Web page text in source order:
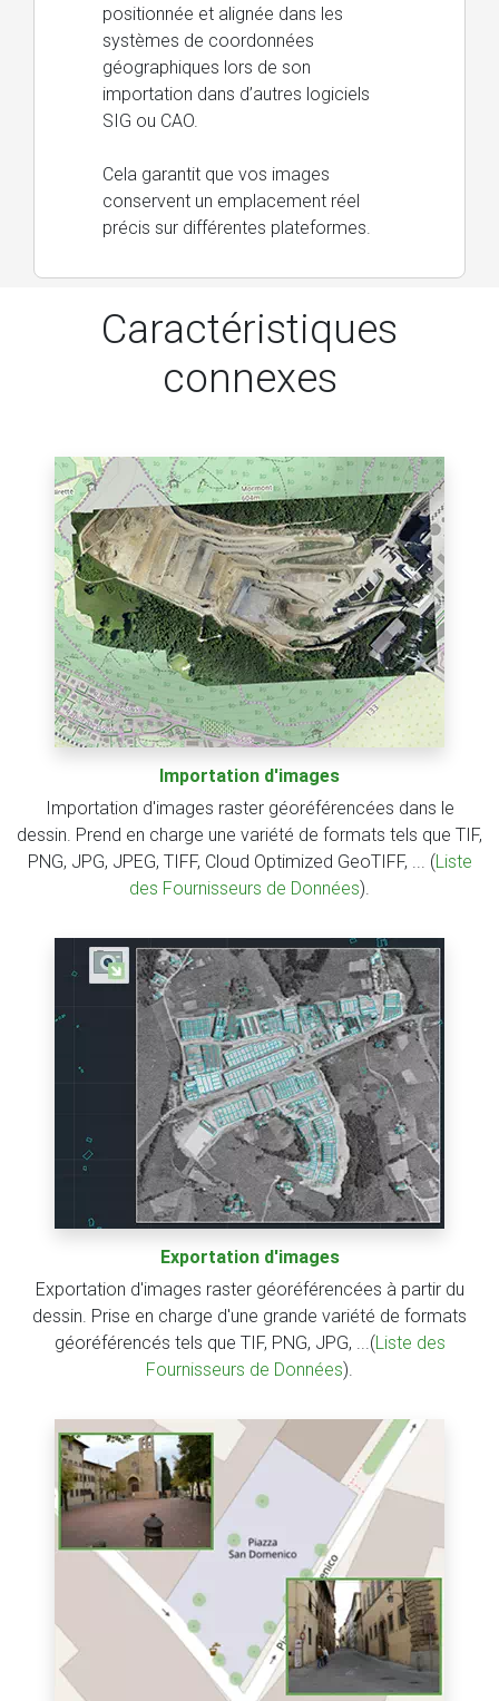
positionnée et alignée dans les
systèmes de coordonnées
géographiques lors de son
importation dans d’autres logiciels
SIG ou CAO.
Cela garantit que vos images
conservent un emplacement réel
précis sur différentes plateformes.
Caractéristiques
connexes
Importation d'images
Importation d'images raster géoréférencées dans le
dessin. Prend en charge une variété de formats tels que TIF,
PNG, JPG, JPEG, TIFF, Cloud Optimized GeoTIFF, ... (Liste
des Fournisseurs de Données).
Exportation d'images
Exportation d'images raster géoréférencées à partir du
dessin. Prise en charge d'une grande variété de formats
géoréférencés tels que TIF, PNG, JPG, ...(Liste des
Fournisseurs de Données).